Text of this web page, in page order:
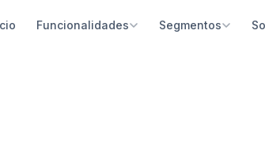
Funcionalidades Segmentos
Parques e